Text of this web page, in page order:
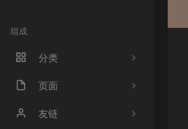
组成
分类
程序人生
ACM
页面
好奇心害死猫
友链